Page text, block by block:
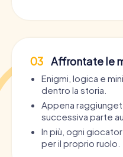
03 Affrontate le
Enigmi, logica e
dentro la storia.
Appena
successiva parte
In più, ogni
per il proprio ruolo.